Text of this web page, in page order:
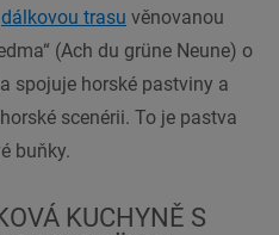
dálkovou trasu věnovanou
(Ach du grüne Neune) o
spojuje horské pastviny a
scenérii. To je pastva
buňky.
KUCHYNĚ S